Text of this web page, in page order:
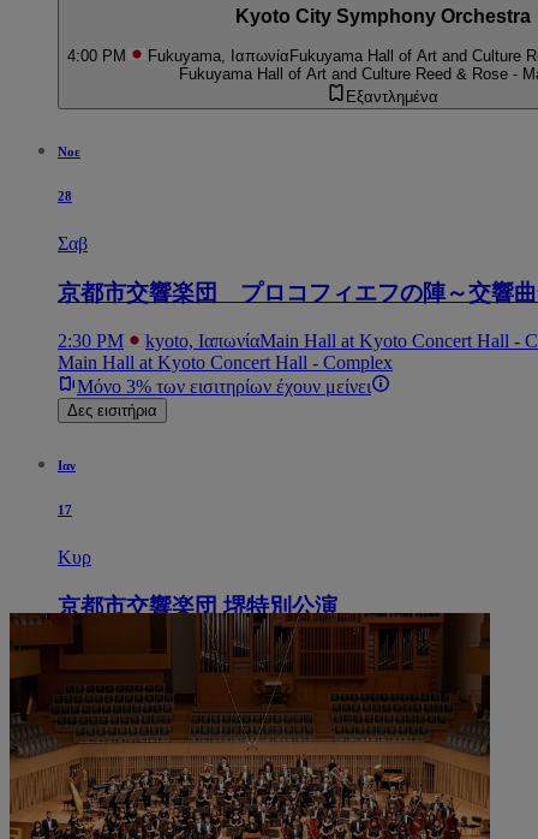
Kyoto City Symphony Orchestra
4:00 PM Fukuyama, Ιαπωνία Fukuyama Hall of Art and Culture
Fukuyama Hall of Art and Culture Reed & Rose -
Εξαντλημένα
Νοε
28
Σαβ
京都市交響楽団 プロコフィエフの陣～交響曲
2:30 PM kyoto, ΙαπωνίαMain Hall at Kyoto Concert Hall -
Main Hall at Kyoto Concert Hall - Complex
Μόνο 3% των εισιτηρίων έχουν μείνει
Δες εισιτήρια
Ιαν
17
Κυρ
京都市交響楽団 堺特別公演
4:00 PM Sakai, Ιαπωνία
Fenice Sakai - Big Hall
Fenice Sakai - Big Hall
Δες εισιτήρια